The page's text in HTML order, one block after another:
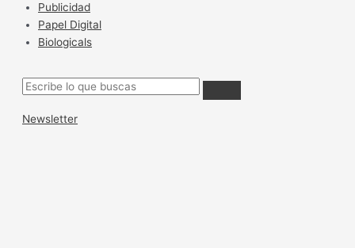
Publicidad
Papel Digital
Biologicals
Newsletter